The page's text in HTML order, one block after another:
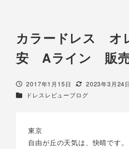
カラードレス
安 Aライン 販
投稿日
2017年1月15日 更新日
2023年3月24日
カテゴリー
ドレスレビューブログ
東京
自由が丘の天気は、快晴です。